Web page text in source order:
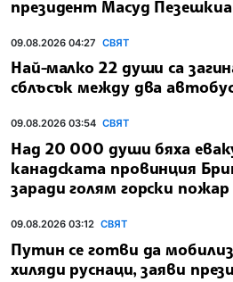
президент Масуд
09.08.2026 04:27 СВЯТ
Най-малко 22 души са
сблъсък между два
09.08.2026 03:54 СВЯТ
Над 20 000 души бяха
канадската провинция
заради голям горски пожар
09.08.2026 03:12 СВЯТ
Путин се готви да
хиляди руснаци, заяви